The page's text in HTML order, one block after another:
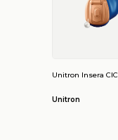
Unitron Insera CIC
Unitron